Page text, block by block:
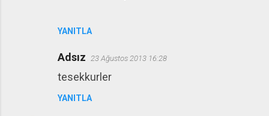
YANITLA
Adsız 23 Ağustos 2013 16:28
tesekkurler
YANITLA